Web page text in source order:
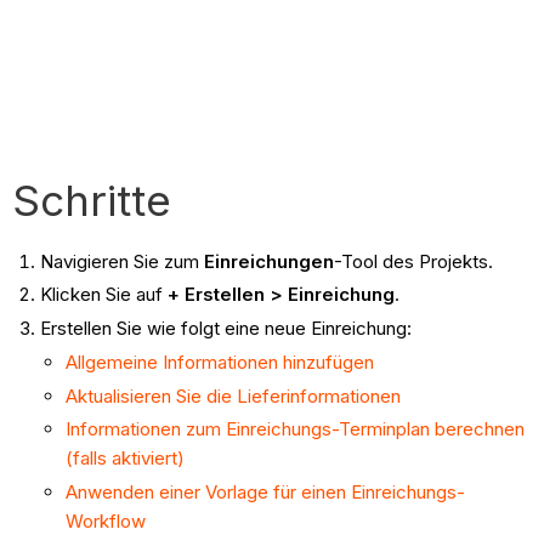
Schritte
Navigieren Sie zum Einreichungen-Tool des Projekts.
Klicken Sie auf + Erstellen > Einreichung.
Erstellen Sie wie folgt eine neue Einreichung:
Allgemeine Informationen hinzufügen
Aktualisieren Sie die Lieferinformationen
Informationen zum Einreichungs-Terminplan berechnen
(falls aktiviert)
Anwenden einer Vorlage für einen Einreichungs-
Workflow